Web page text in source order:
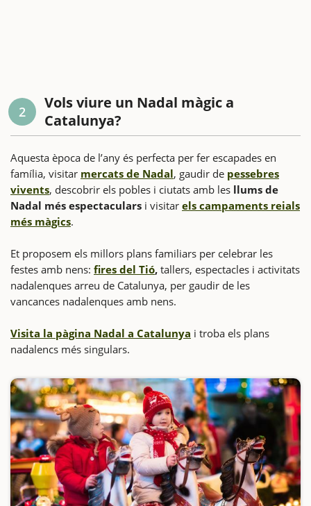
2
Vols viure un Nadal màgic a
Catalunya?
Aquesta època de l’any és perfecta per fer escapades en
família, visitar mercats de Nadal, gaudir de pessebres
vivents, descobrir els pobles i ciutats amb les llums de
Nadal més espectaculars i visitar els campaments reials
més màgics.
Et proposem els millors plans familiars per celebrar les
festes amb nens: fires del Tió, tallers, espectacles i activitats
nadalenques arreu de Catalunya, per gaudir de les
vancances nadalenques amb nens.
Visita la pàgina Nadal a Catalunya i troba els plans
nadalencs més singulars.